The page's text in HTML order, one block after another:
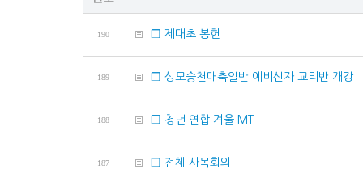
190 ❐ 제대초 봉헌
189 ❐ 성모승천대축일반 예비신자 교리반 개강
188 ❐ 청년 연합 겨울 MT
187 ❐ 전체 사목회의